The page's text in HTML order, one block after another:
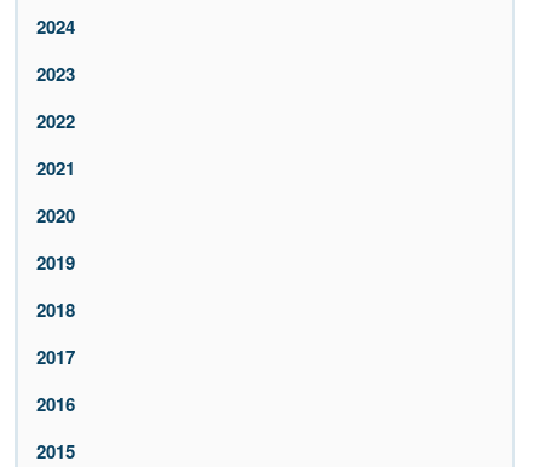
2024
2023
2022
2021
2020
2019
2018
2017
2016
2015